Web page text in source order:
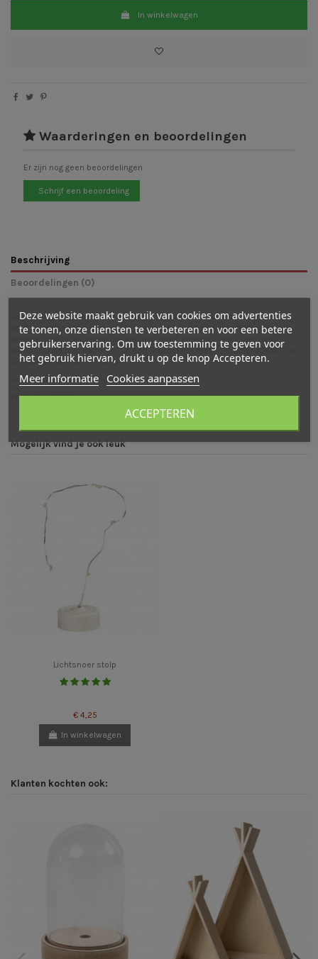
In winkelwagen
Waarderingen en beoordelingen
Er zijn nog geen beoordelingen
Schrijf een beoordeling
Beschrijving
Beoordelingen (0)
Deze stolp is gemaakt van stevig plastic met een voet van MDF met
houtfineer. De stolp is ideaal voor het tonen van je mini schatten en om
heerlijk mee te knutselen. Bovendien heeft de voet plaats voor een
waxinelichtje met batterijen of een waxinelicht met lichtsnoer zodat je je
schatten ook kunt verlichten.
Hoogte stolp: 18 cm, Doorsnede stolp: 11 cm
Merk:Creativ Company
Mogelijk vind je ook leuk
Lichtsnoer stolp
€ 4,25
In winkelwagen
Klanten kochten ook:
Deze website maakt gebruik van cookies om advertenties
te tonen, onze diensten te verbeteren en voor een betere
gebruikerservaring. Om uw toestemming te geven voor
het gebruik hiervan, drukt u op de knop Accepteren.
Meer informatie Cookies aanpassen
ACCEPTEREN